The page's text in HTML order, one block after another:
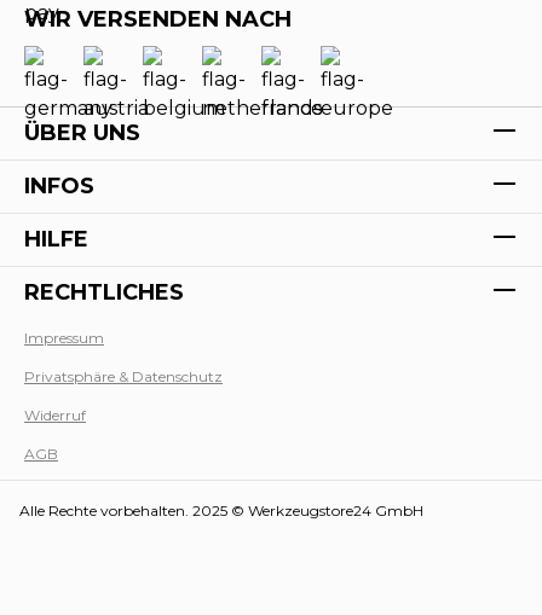
WIR VERSENDEN NACH
ÜBER UNS
INFOS
HILFE
RECHTLICHES
Impressum
Privatsphäre & Datenschutz
Widerruf
AGB
Alle Rechte vorbehalten. 2025 © Werkzeugstore24 GmbH